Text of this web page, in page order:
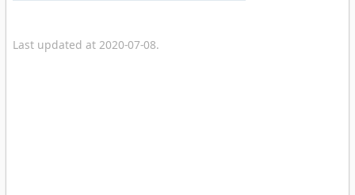
Last updated at 2020-07-08.